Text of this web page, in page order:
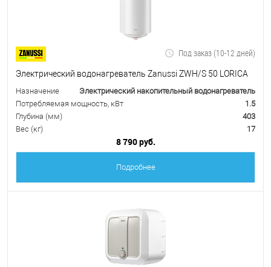
Под заказ (10-12 дней)
Электрический водонагреватель Zanussi ZWH/S 50 LORICA
Назначение
Электрический накопительный водонагреватель
Потребляемая мощность, кВт
1.5
Глубина (мм)
403
Вес (кг)
17
8 790 руб.
Подробнее